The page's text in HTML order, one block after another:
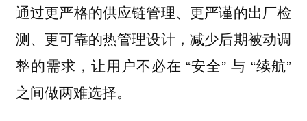
通过更严格的供应链管理、更严谨的出厂检
测、更可靠的热管理设计，减少后期被动调
整的需求，让用户不必在 “安全” 与 “续航”
之间做两难选择。